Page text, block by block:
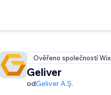
Ověřeno společností Wix
Geliver
odGeliver A.Ş.